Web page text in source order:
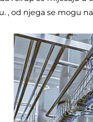
, od njega se mogu